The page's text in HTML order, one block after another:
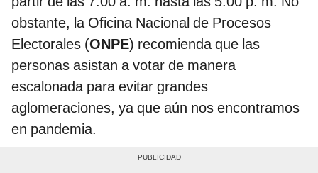
obstante, la Oficina Nacional de Procesos
Electorales (ONPE) recomienda que las
personas asistan a votar de manera
escalonada para evitar grandes
aglomeraciones, ya que aún nos encontramos
en pandemia.